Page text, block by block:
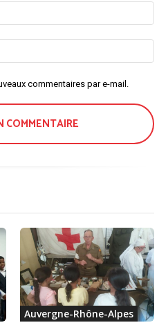
/
:*
commentaires par e-mail.
Auvergne-Rhône-Alpes